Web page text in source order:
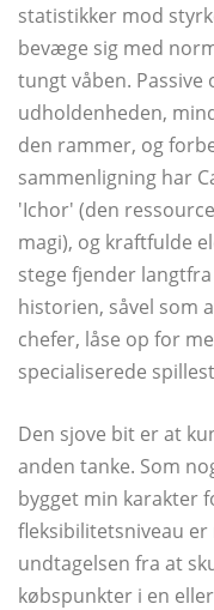
statistikker mod
bevæge sig med
tungt våben. Passive
udholdenheden,
den rammer, og
sammenligning har
'Ichor' (den
magi), og kraftfulde
stege fjender
historien, såvel som
chefer, låse op for
specialiserede
Den sjove bit er at
anden tanke. Som
bygget min karakter
fleksibilitetsniveau
undtagelsen fra at
købspunkter i en